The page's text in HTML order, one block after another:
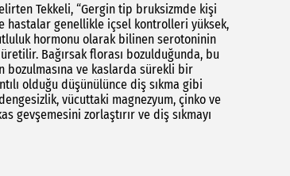
Tekkeli, “Gergin tip bruksizmde kişi
hastalar genellikle içsel kontrolleri yüksek,
hormonu olarak bilinen serotoninin
Bağırsak florası bozulduğunda, bu
bozulmasına ve kaslarda sürekli bir
olduğu düşünülünce diş sıkma gibi
vücuttaki magnezyum, çinko ve
zorlaştırır ve diş sıkmayı